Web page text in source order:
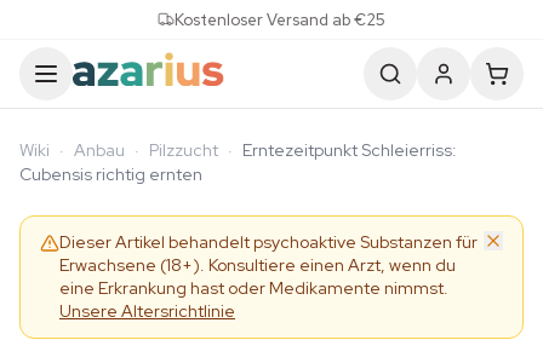
Kostenloser Versand ab €25
Wiki · Anbau · Pilzzucht · Erntezeitpunkt Schleierriss:
Cubensis richtig ernten
Dieser Artikel behandelt psychoaktive Substanzen für
Erwachsene (18+). Konsultiere einen Arzt, wenn du
eine Erkrankung hast oder Medikamente nimmst.
Unsere Altersrichtlinie